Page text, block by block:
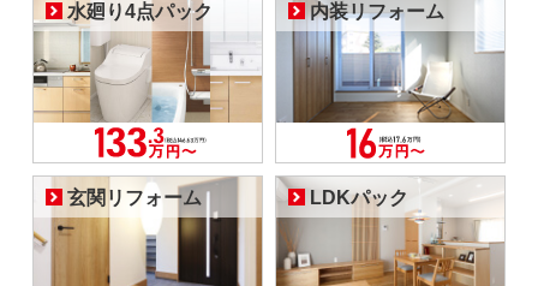
水廻り4点パック 内装リフォーム
玄関リフォーム LDKパック